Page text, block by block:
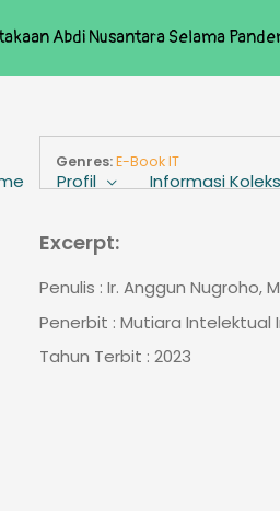
Profil Informasi
Genres:E-Book IT
Excerpt:
Penulis : Ir. Anggun Nugroho,
Penerbit : Mutiara Intelektual
Tahun Terbit : 2023
Abdi Nusantara Selama